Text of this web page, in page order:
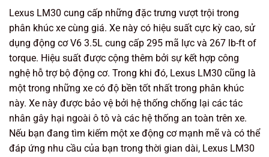
Lexus LM30 cung cấp những đặc trưng vượt trội trong
phân khúc xe cùng giá. Xe này có hiệu suất cực kỳ cao, sử
dụng động cơ V6 3.5L cung cấp 295 mã lực và 267 lb-ft of
torque. Hiệu suất được cộng thêm bởi sự kết hợp công
nghệ hỗ trợ bộ động cơ. Trong khi đó, Lexus LM30 cũng là
một trong những xe có độ bền tốt nhất trong phân khúc
này. Xe này được bảo vệ bởi hệ thống chống lại các tác
nhân gây hại ngoài ô tô và các hệ thống an toàn trên xe.
Nếu bạn đang tìm kiếm một xe động cơ mạnh mẽ và có thể
đáp ứng nhu cầu của bạn trong thời gian dài, Lexus LM30